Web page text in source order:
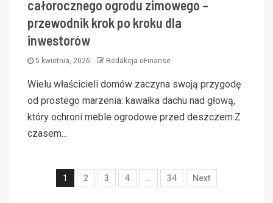
całorocznego ogrodu zimowego –
przewodnik krok po kroku dla
inwestorów
5 kwietnia, 2026 Redakcja eFinanse
Wielu właścicieli domów zaczyna swoją przygodę
od prostego marzenia: kawałka dachu nad głową,
który ochroni meble ogrodowe przed deszczem.Z
czasem...
1 2 3 4 34 Next